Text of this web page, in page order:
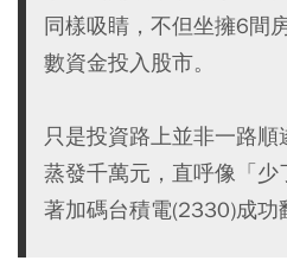
同樣吸睛，不但坐擁6間
數資金投入股市。
只是投資路上並非一路
蒸發千萬元，直呼像「
著加碼台積電(2330)成功